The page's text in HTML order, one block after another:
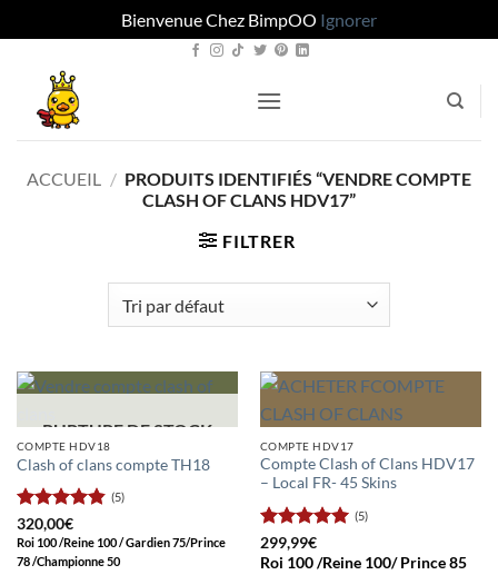
Bienvenue Chez BimpOO Ignorer
contenu
ACCUEIL / PRODUITS IDENTIFIÉS “VENDRE COMPTE
CLASH OF CLANS HDV17”
FILTRER
RUPTURE DE STOCK
COMPTE HDV18
Clash of clans compte TH18
Note4.8
sur 5
(5)
320,00€
Roi 100 /Reine 100 / Gardien 75/Prince
78 /Championne 50
COMPTE HDV17
Compte Clash of Clans HDV17
– Local FR- 45 Skins
Note5sur
5
(5)
299,99€
Roi 100 /Reine 100/ Prince 85